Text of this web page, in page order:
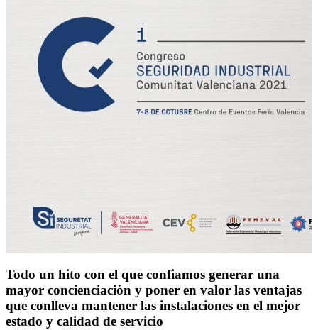
Todo un hito con el que confiamos generar una
mayor concienciación y poner en valor las ventajas
que conlleva mantener las instalaciones en el mejor
estado y calidad de servicio